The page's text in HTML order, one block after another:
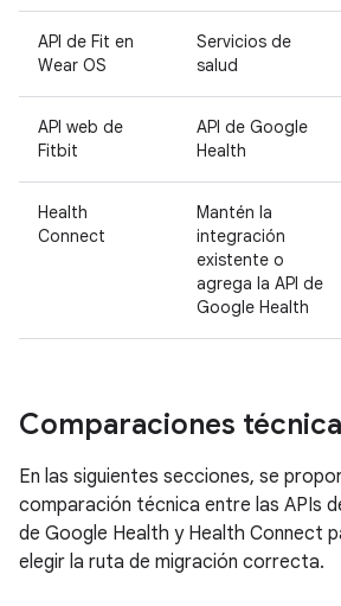
API de Fit en
Wear OS
Servicios de
salud
API web de
Fitbit
API de Google
Health
Health
Connect
Mantén la
integración
existente o
agrega la API de
Google Health
Comparaciones
En las siguientes secciones, se
comparación técnica entre las APIs
de Google Health y Health Connect
elegir la ruta de migración correcta.